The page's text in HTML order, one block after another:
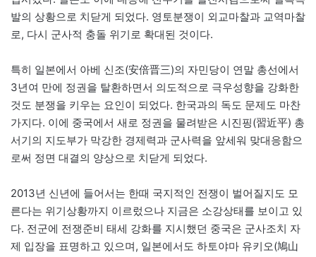
발의 상황으로 치닫게 되었다. 영토분쟁이 외교마찰과 교역마찰
로, 다시 군사적 충돌 위기로 확대된 것이다.
특히 일본에서 아베 신조(安倍晋三)의 자민당이 연말 총선에서
3년여 만에 정권을 탈환하면서 의도적으로 극우성향을 강화한
것도 분쟁을 키우는 요인이 되었다. 한국과의 독도 문제도 마찬
가지다. 이에 중국에서 새로 정권을 물려받은 시진핑(習近平) 총
서기의 지도부가 막강한 경제력과 군사력을 앞세워 맞대응함으
로써 정면 대결의 양상으로 치닫게 되었다.
2013년 신년에 들어서는 한때 국지적인 전쟁이 벌어질지도 모
른다는 위기상황까지 이르렀으나 지금은 소강상태를 보이고 있
다. 전군에 전쟁준비 태세 강화를 지시했던 중국은 군사조치 자
제 입장을 표명하고 있으며, 일본에서도 하토야마 유키오(鳩山